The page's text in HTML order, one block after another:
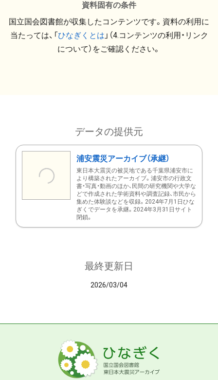
資料固有の条件
国立国会図書館が収集したコンテンツです。資料の利用に
当たっては、「ひなぎくとは 」（4.コンテンツの利用・リンク
について）をご確認ください。
データの提供元
浦安震災アーカイブ（承継）
東日本大震災の被災地である千葉県浦安市に
より構築されたアーカイブ。浦安市の行政文
書・写真・動画のほか、民間の研究機関や大学な
どで作成された学術資料や調査記録、市民から
集めた体験談などを収録。2024年7月1日ひな
ぎくでデータを承継。2024年3月31日サイト
閉鎖。
最終更新日
2026/03/04